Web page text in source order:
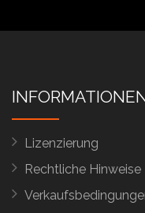
Lizenzierung
Rechtliche Hinweise